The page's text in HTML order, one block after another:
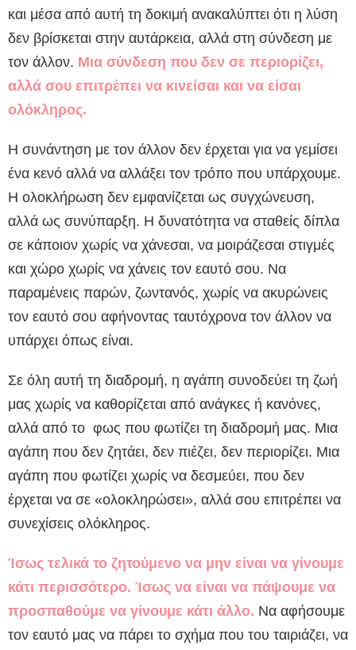
και μέσα από αυτή τη δοκιμή ανακαλύπτει ότι η λύση
δεν βρίσκεται στην αυτάρκεια, αλλά στη σύνδεση με
τον άλλον. Μια σύνδεση που δεν σε περιορίζει,
αλλά σου επιτρέπει να κινείσαι και να είσαι
ολόκληρος.
Η συνάντηση με τον άλλον δεν έρχεται για να γεμίσει
ένα κενό αλλά να αλλάξει τον τρόπο που υπάρχουμε.
Η ολοκλήρωση δεν εμφανίζεται ως συγχώνευση,
αλλά ως συνύπαρξη. Η δυνατότητα να σταθείς δίπλα
σε κάποιον χωρίς να χάνεσαι, να μοιράζεσαι στιγμές
και χώρο χωρίς να χάνεις τον εαυτό σου. Να
παραμένεις παρών, ζωντανός, χωρίς να ακυρώνεις
τον εαυτό σου αφήνοντας ταυτόχρονα τον άλλον να
υπάρχει όπως είναι.
Σε όλη αυτή τη διαδρομή, η αγάπη συνοδεύει τη ζωή
μας χωρίς να καθορίζεται από ανάγκες ή κανόνες,
αλλά από το φως που φωτίζει τη διαδρομή μας. Μια
αγάπη που δεν ζητάει, δεν πιέζει, δεν περιορίζει. Μια
αγάπη που φωτίζει χωρίς να δεσμεύει, που δεν
έρχεται να σε «ολοκληρώσει», αλλά σου επιτρέπει να
συνεχίσεις ολόκληρος.
Ίσως τελικά το ζητούμενο να μην είναι να γίνουμε
κάτι περισσότερο. Ίσως να είναι να πάψουμε να
προσπαθούμε να γίνουμε κάτι άλλο. Να αφήσουμε
τον εαυτό μας να πάρει το σχήμα που του ταιριάζει, να